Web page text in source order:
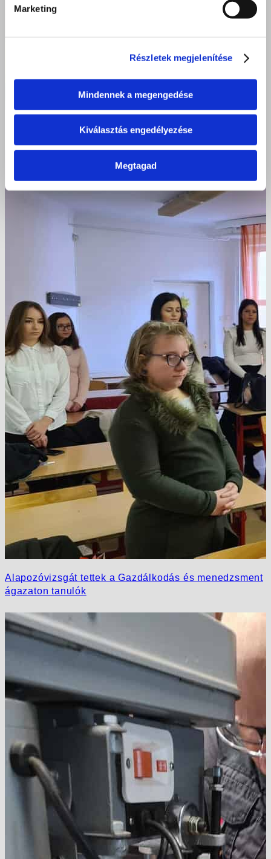
Marketing
Részletek megjelenítése
Mindennek a megengedése
Kiválasztás engedélyezése
Megtagad
Szépészet ágazati vizsga Kisvárdán 2022. november
Alapozóvizsgát tettek a Gazdálkodás és menedzsment
ágazaton tanulók